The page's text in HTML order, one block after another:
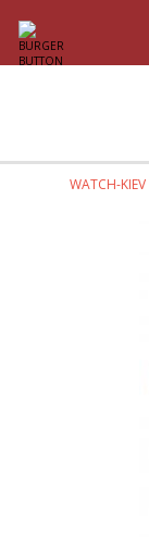
WATCH-KIEV